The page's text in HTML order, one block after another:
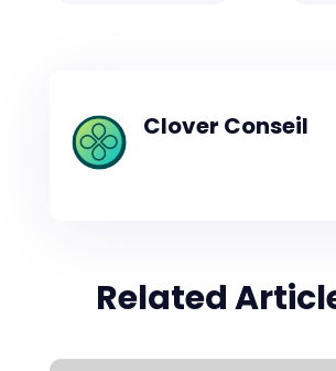
Clover Conseil
Related